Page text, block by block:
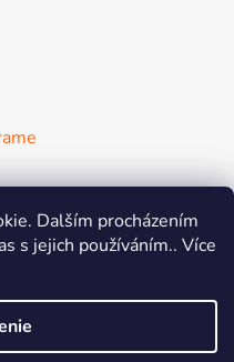
Dalším procházením
s jejich používáním.. Více
MsM
ZsM
League
BAT